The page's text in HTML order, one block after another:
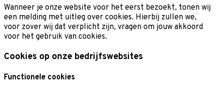
Wanneer je onze website voor het eerst bezoekt, tonen wij
een melding met uitleg over cookies. Hierbij zullen we,
voor zover wij dat verplicht zijn, vragen om jouw akkoord
voor het gebruik van cookies.
Cookies op onze bedrijfswebsites
Functionele cookies